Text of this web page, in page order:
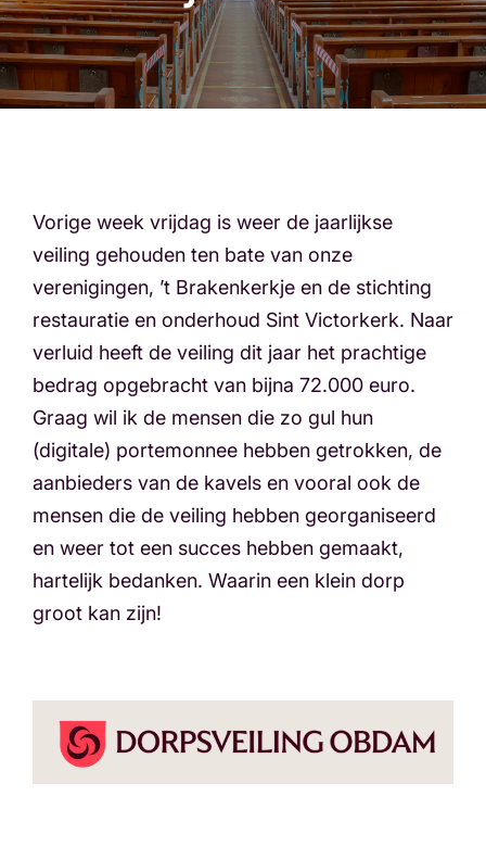
Vorige week vrijdag is weer de jaarlijkse
veiling gehouden ten bate van onze
verenigingen, ’t Brakenkerkje en de stichting
restauratie en onderhoud Sint Victorkerk. Naar
verluid heeft de veiling dit jaar het prachtige
bedrag opgebracht van bijna 72.000 euro.
Graag wil ik de mensen die zo gul hun
(digitale) portemonnee hebben getrokken, de
aanbieders van de kavels en vooral ook de
mensen die de veiling hebben georganiseerd
en weer tot een succes hebben gemaakt,
hartelijk bedanken. Waarin een klein dorp
groot kan zijn!